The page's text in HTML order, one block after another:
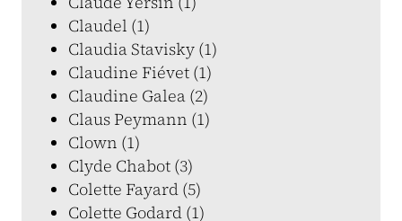
Claudel (1)
Claudia Stavisky (1)
Claudine Fiévet (1)
Claudine Galea (2)
Claus Peymann (1)
Clown (1)
Clyde Chabot (3)
Colette Fayard (5)
Colette Godard (1)